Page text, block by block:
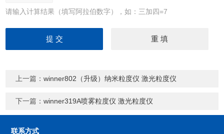
请输入计算结果（填写阿拉伯数字），如：三加四=7
上一篇：winner802（升级）纳米粒度仪 激光粒度仪
下一篇：winner319A喷雾粒度仪 激光粒度仪
联系方式